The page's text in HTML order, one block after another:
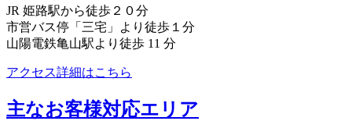
JR 姫路駅から徒歩２０分
市営バス停「三宅」より徒歩１分
山陽電鉄亀山駅より徒歩 11 分
アクセス詳細はこちら
主なお客様対応エリア